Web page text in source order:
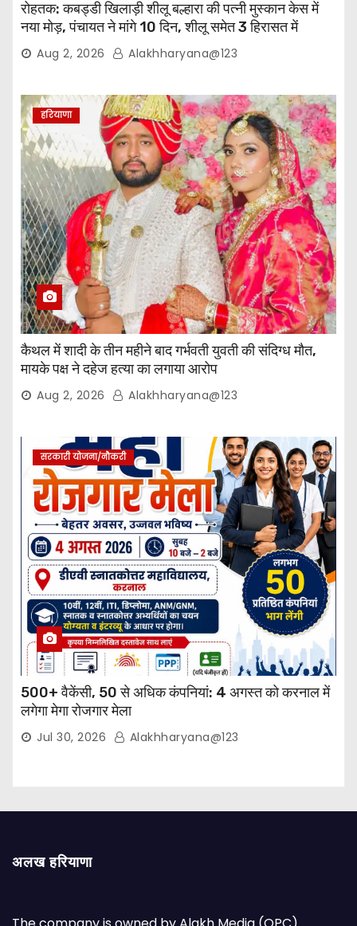
रोहतक: कबड्डी खिलाड़ी शीलू बल्हारा की पत्नी मुस्कान केस में
नया मोड़, पंचायत ने मांगे 10 दिन, शीलू समेत 3 हिरासत में
Aug 2, 2026 Alakhharyana@123
हरियाणा
कैथल में शादी के तीन महीने बाद गर्भवती युवती की संदिग्ध मौत,
मायके पक्ष ने दहेज हत्या का लगाया आरोप
Aug 2, 2026 Alakhharyana@123
सरकारी योजना/नौकरी
500+ वैकेंसी, 50 से अधिक कंपनियां: 4 अगस्त को करनाल में
लगेगा मेगा रोजगार मेला
Jul 30, 2026 Alakhharyana@123
अलख हरियाणा